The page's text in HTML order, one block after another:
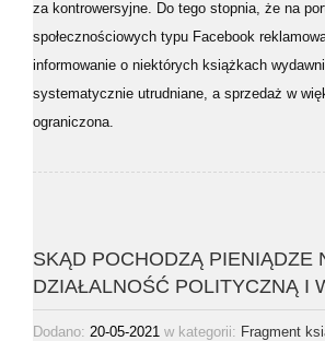
za kontrowersyjne. Do tego stopnia, że na
społecznościowych typu Facebook
informowanie o niektórych książkach
systematycznie utrudniane, a sprzedaż w
ograniczona.
SKĄD POCHODZĄ PIENIĄDZE
DZIAŁALNOŚĆ POLITYCZNĄ I
Dodano: 20-05-2021 w kategorii: Fragment